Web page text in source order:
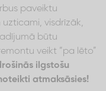
paveiktu
visdrīzāk,
būtu
veikt “pa lēto”
ilgstošu
atmaksāsies!